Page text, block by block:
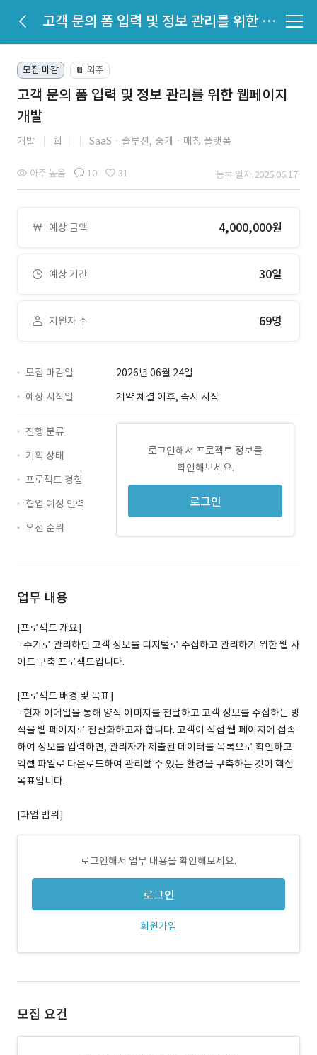
고객 문의 폼 입력 및 정보 관리를 위한 웹페이지 개발
모집 마감 📔 외주
고객 문의 폼 입력 및 정보 관리를 위한 웹페이지
개발
개발 웹 SaaSㆍ솔루션, 중개ㆍ매칭 플랫폼
아주 높음 10 31 등록 일자 2026.06.17.
예상 금액 4,000,000원
예상 기간 30일
지원자 수 69명
모집 마감일
2026년 06월 24일
예상 시작일
계약 체결 이후, 즉시 시작
로그인해서 프로젝트 정보를
확인해보세요.
로그인
진행 분류
기획 상태
프로젝트 경험
협업 예정 인력
우선 순위
업무 내용
[프로젝트 개요]
- 수기로 관리하던 고객 정보를 디지털로 수집하고 관리하기 위한 웹 사
이트 구축 프로젝트입니다.
[프로젝트 배경 및 목표]
- 현재 이메일을 통해 양식 이미지를 전달하고 고객 정보를 수집하는 방
식을 웹 페이지로 전산화하고자 합니다. 고객이 직접 웹 페이지에 접속
하여 정보를 입력하면, 관리자가 제출된 데이터를 목록으로 확인하고
엑셀 파일로 다운로드하여 관리할 수 있는 환경을 구축하는 것이 핵심
목표입니다.
[과업 범위]
로그인해서 업무 내용을 확인해보세요.
로그인
회원가입
모집 요건